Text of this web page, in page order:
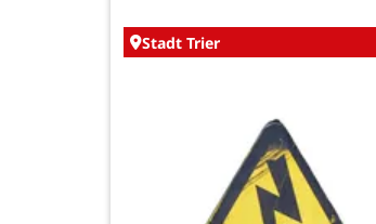
Stadt Trier